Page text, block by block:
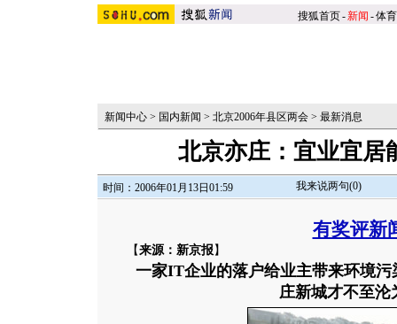
搜狐首页-新闻 -体育
新闻中心 > 国内新闻 > 北京2006年县区两会 > 最新消息
北京亦庄：宜业宜居
时间：2006年01月13日01:59 我来说两句(0)
有奖评新
【来源：新京报】
一家IT企业的落户给业主带来环境污
庄新城才不至沦